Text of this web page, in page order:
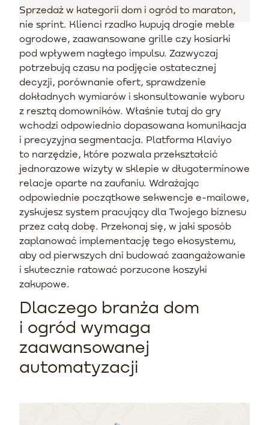
Sprzedaż w kategorii dom i ogród to maraton,
nie sprint. Klienci rzadko kupują drogie meble
ogrodowe, zaawansowane grille czy kosiarki
pod wpływem nagłego impulsu. Zazwyczaj
potrzebują czasu na podjęcie ostatecznej
decyzji, porównanie ofert, sprawdzenie
dokładnych wymiarów i skonsultowanie wyboru
z resztą domowników. Właśnie tutaj do gry
wchodzi odpowiednio dopasowana komunikacja
i precyzyjna segmentacja. Platforma Klaviyo
to narzędzie, które pozwala przekształcić
jednorazowe wizyty w sklepie w długoterminowe
relacje oparte na zaufaniu. Wdrażając
odpowiednie początkowe sekwencje e-mailowe,
zyskujesz system pracujący dla Twojego biznesu
przez całą dobę. Przekonaj się, w jaki sposób
zaplanować implementację tego ekosystemu,
aby od pierwszych dni budować zaangażowanie
i skutecznie ratować porzucone koszyki
zakupowe.
Dlaczego branża dom
i ogród wymaga
zaawansowanej
automatyzacji